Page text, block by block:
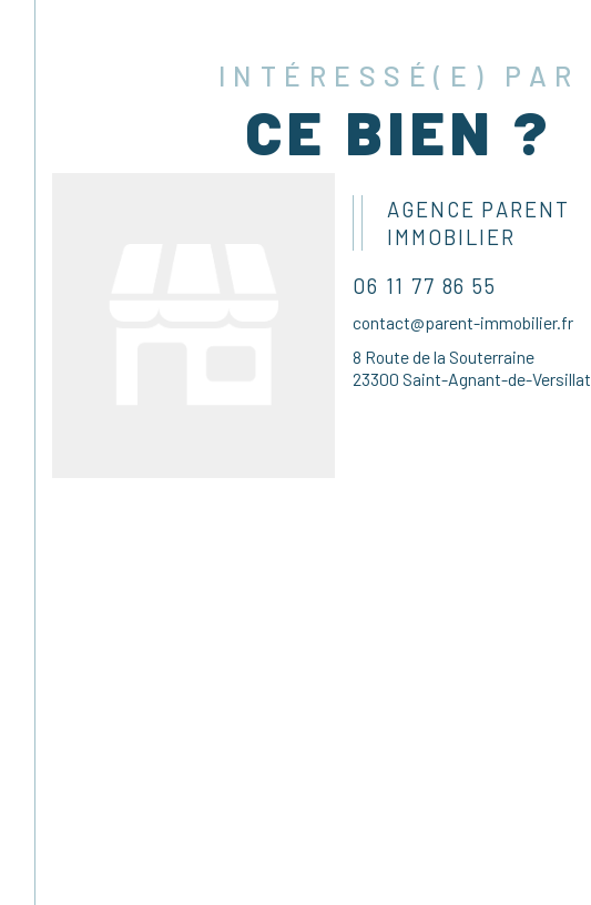
INTÉRESSÉ(E) PAR
CE BIEN ?
AGENCE PARENT
IMMOBILIER
06 11 77 86 55
contact@parent-immobilier.fr
8 Route de la Souterraine
23300 Saint-Agnant-de-Versillat